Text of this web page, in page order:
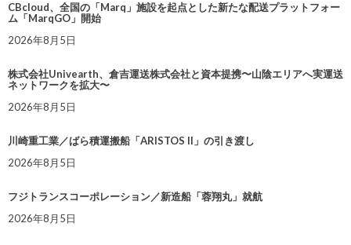
CBcloud、全国の「Marq」施設を起点とした新たな配送プラットフォー
ム「MarqGO」開始
2026年8月5日
株式会社Univearth、倉吉運送株式会社と資本提携〜山陰エリアへ実運送
ネットワークを拡大〜
2026年8月5日
川崎重工業／ばら積運搬船「ARISTOS II」の引き渡し
2026年8月5日
フジトランスコーポレーション／新造船「蓉翔丸」就航
2026年8月5日